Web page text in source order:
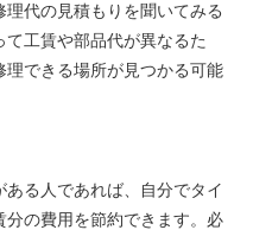
代の見積もりを聞いてみる
工賃や部品代が異なるた
できる場所が見つかる可能
る人であれば、自分でタイ
の費用を節約できます。必